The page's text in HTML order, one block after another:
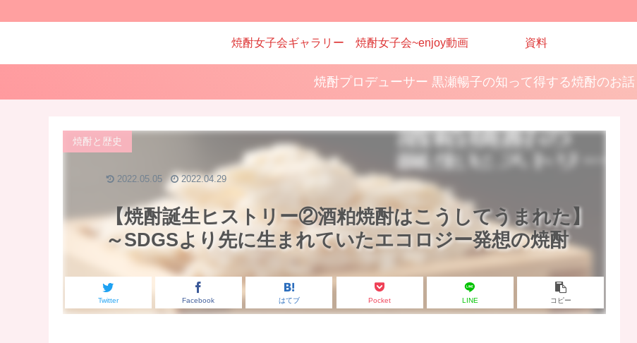
焼酎女子会ギャラリー 焼酎女子会~enjoy動画 資料
焼酎プロデューサー 黒瀬暢子の知って得する焼酎のお話
【焼酎誕生ヒストリー②酒粕焼酎はこうしてうまれた】
～SDGSより先に生まれていたエコロジー発想の焼酎
焼酎と歴史
Twitter Facebook はてブ Pocket LINE コピー
2022.05.05 2022.04.29